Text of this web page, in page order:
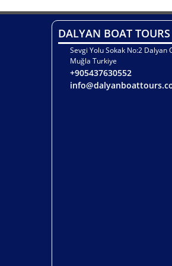
DALYAN BOAT TOURS
Sevgi Yolu Sokak No:2 Dalyan
Muğla Turkiye
+905437630552